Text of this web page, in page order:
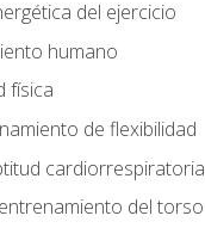
del ejercicio
humano
física
de flexibilidad
cardiorrespiratoria
del torso